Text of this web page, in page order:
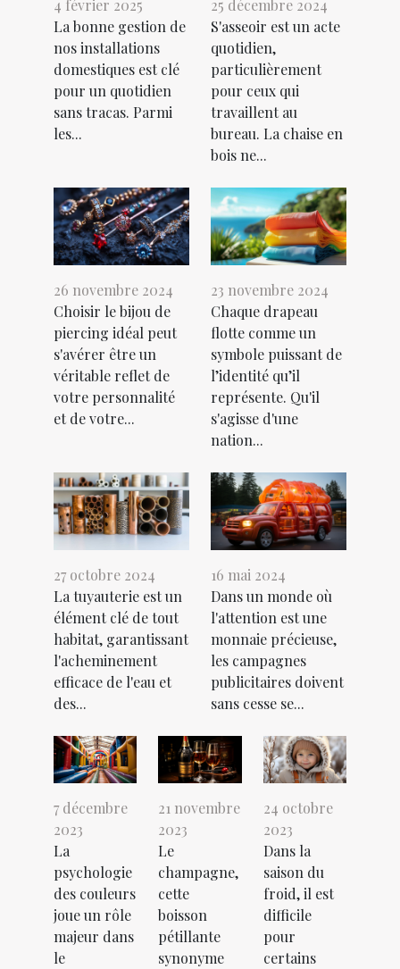
4 février 2025
La bonne gestion de
nos installations
domestiques est clé
pour un quotidien
sans tracas. Parmi
les...
25 décembre 2024
S'asseoir est un acte
quotidien,
particulièrement
pour ceux qui
travaillent au
bureau. La chaise en
bois ne...
26 novembre 2024
Choisir le bijou de
piercing idéal peut
s'avérer être un
véritable reflet de
votre personnalité
et de votre...
23 novembre 2024
Chaque drapeau
flotte comme un
symbole puissant de
l’identité qu’il
représente. Qu'il
s'agisse d'une
nation...
27 octobre 2024
La tuyauterie est un
élément clé de tout
habitat, garantissant
l'acheminement
efficace de l'eau et
des...
16 mai 2024
Dans un monde où
l'attention est une
monnaie précieuse,
les campagnes
publicitaires doivent
sans cesse se...
7 décembre
2023
La
psychologie
des couleurs
joue un rôle
majeur dans
le
21 novembre
2023
Le
champagne,
cette
boisson
pétillante
synonyme
24 octobre
2023
Dans la
saison du
froid, il est
difficile
pour
certains